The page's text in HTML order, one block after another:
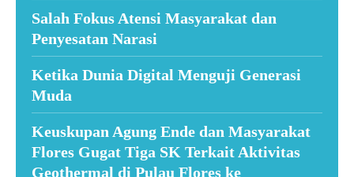
Salah Fokus Atensi Masyarakat dan
Penyesatan Narasi
Ketika Dunia Digital Menguji Generasi
Muda
Keuskupan Agung Ende dan Masyarakat
Flores Gugat Tiga SK Terkait Aktivitas
Geothermal di Pulau Flores ke